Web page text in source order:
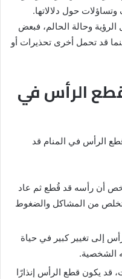
حول دلالاتها.
وحالة الحالم، فبعض
قد تحمل أخرى تحذيرات أو
الرأس في
الرأس في المنام قد
أن رأسه قد قُطع ثم عاد
من المشاكل والضغوط
إلى تغيير كبير في حياة
الشخصية.
قد يكون قطع الرأس إنذارًا